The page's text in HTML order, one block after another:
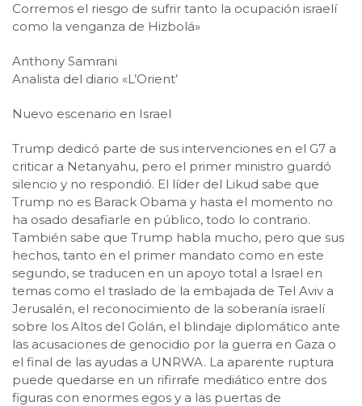
Corremos el riesgo de sufrir tanto la ocupación israelí
como la venganza de Hizbolá»
Anthony Samrani
Analista del diario «L’Orient’
Nuevo escenario en Israel
Trump dedicó parte de sus intervenciones en el G7 a
criticar a Netanyahu, pero el primer ministro guardó
silencio y no respondió. El líder del Likud sabe que
Trump no es Barack Obama y hasta el momento no
ha osado desafiarle en público, todo lo contrario.
También sabe que Trump habla mucho, pero que sus
hechos, tanto en el primer mandato como en este
segundo, se traducen en un apoyo total a Israel en
temas como el traslado de la embajada de Tel Aviv a
Jerusalén, el reconocimiento de la soberanía israelí
sobre los Altos del Golán, el blindaje diplomático ante
las acusaciones de genocidio por la guerra en Gaza o
el final de las ayudas a UNRWA. La aparente ruptura
puede quedarse en un rifirrafe mediático entre dos
figuras con enormes egos y a las puertas de